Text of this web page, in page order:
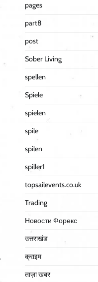
pages
part8
post
Sober Living
spellen
Spiele
spielen
spile
spilen
spiller1
topsailevents.co.uk
Trading
Новости Форекс
उत्तराखंड
क्राइम
ताज़ा खबर